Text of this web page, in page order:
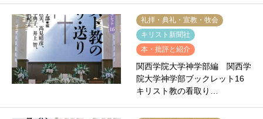
礼拝・典礼・宣教・牧会
キリスト新聞社
本・批評と紹介
関西学院大学神学部編 関西学
院大学神学部ブックレット16
キリスト教の看取り…